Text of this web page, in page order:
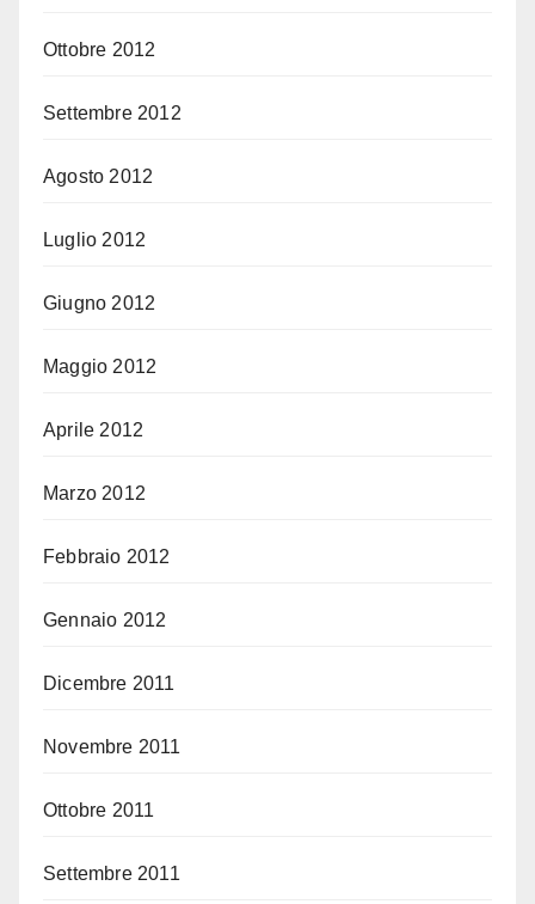
Ottobre 2012
Settembre 2012
Agosto 2012
Luglio 2012
Giugno 2012
Maggio 2012
Aprile 2012
Marzo 2012
Febbraio 2012
Gennaio 2012
Dicembre 2011
Novembre 2011
Ottobre 2011
Settembre 2011